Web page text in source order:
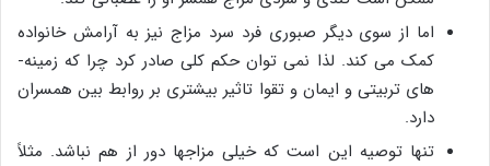
اما از سوی دیگر صبوری فرد سرد مزاج نیز به آرامش خانواده
کمک می­ کند. لذا نمی­ توان حکم کلی صادر کرد چرا که زمینه­
های تربیتی و ایمان و تقوا تاثیر بیشتری بر روابط بین همسران
دارد.
تنها توصیه این است که خیلی مزاج­ها دور از هم نباشد. مثلاً